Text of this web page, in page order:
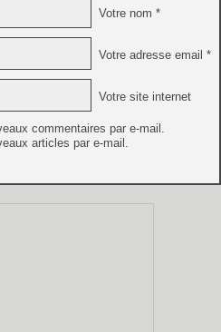
Votre nom *
Votre adresse email *
Votre site internet
commentaires par e-mail.
articles par e-mail.